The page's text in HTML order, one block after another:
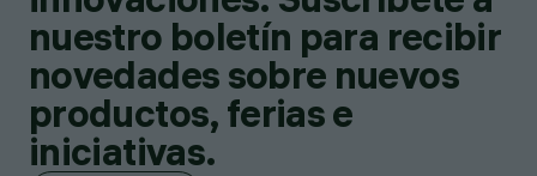
nuestro boletín para recibir
novedades sobre nuevos
productos, ferias e
iniciativas.